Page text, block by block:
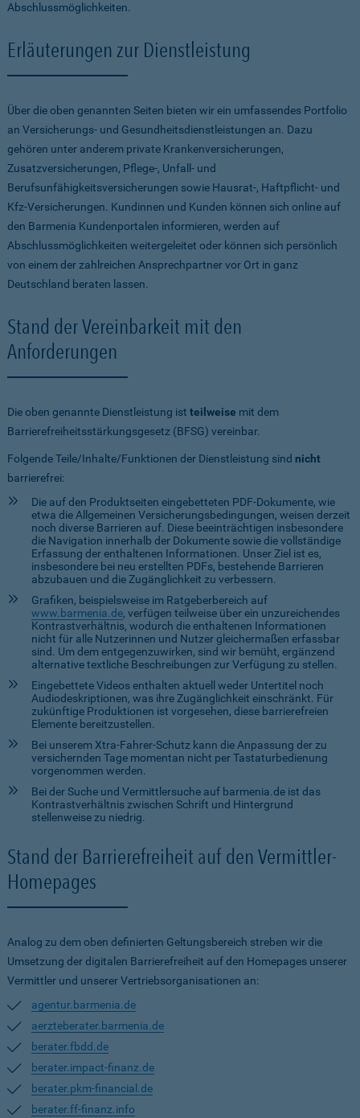
Abschlussmöglichkeiten.
Erläuterungen zur Dienstleistung
Über die oben genannten Seiten bieten wir ein umfassendes Portfolio
an Versicherungs- und Gesundheitsdienstleistungen an. Dazu
gehören unter anderem private Krankenversicherungen,
Zusatzversicherungen, Pflege-, Unfall- und
Berufsunfähigkeitsversicherungen sowie Hausrat-, Haftpflicht- und
Kfz-Versicherungen. Kundinnen und Kunden können sich online auf
den Barmenia Kundenportalen informieren, werden auf
Abschlussmöglichkeiten weitergeleitet oder können sich persönlich
von einem der zahlreichen Ansprechpartner vor Ort in ganz
Deutschland beraten lassen.
Stand der Vereinbarkeit mit den
Anforderungen
Die oben genannte Dienstleistung ist teilweise mit dem
Barrierefreiheitsstärkungsgesetz (BFSG) vereinbar.
Folgende Teile/Inhalte/Funktionen der Dienstleistung sind nicht
barrierefrei:
Die auf den Produktseiten eingebetteten PDF-Dokumente, wie
etwa die Allgemeinen Versicherungsbedingungen, weisen derzeit
noch diverse Barrieren auf. Diese beeinträchtigen insbesondere
die Navigation innerhalb der Dokumente sowie die vollständige
Erfassung der enthaltenen Informationen. Unser Ziel ist es,
insbesondere bei neu erstellten PDFs, bestehende Barrieren
abzubauen und die Zugänglichkeit zu verbessern.
Grafiken, beispielsweise im Ratgeberbereich auf
www.barmenia.de, verfügen teilweise über ein unzureichendes
Kontrastverhältnis, wodurch die enthaltenen Informationen
nicht für alle Nutzerinnen und Nutzer gleichermaßen erfassbar
sind. Um dem entgegenzuwirken, sind wir bemüht, ergänzend
alternative textliche Beschreibungen zur Verfügung zu stellen.
Eingebettete Videos enthalten aktuell weder Untertitel noch
Audiodeskriptionen, was ihre Zugänglichkeit einschränkt. Für
zukünftige Produktionen ist vorgesehen, diese barrierefreien
Elemente bereitzustellen.
Bei unserem Xtra-Fahrer-Schutz kann die Anpassung der zu
versichernden Tage momentan nicht per Tastaturbedienung
vorgenommen werden.
Bei der Suche und Vermittlersuche auf barmenia.de ist das
Kontrastverhältnis zwischen Schrift und Hintergrund
stellenweise zu niedrig.
Stand der Barrierefreiheit auf den Vermittler-
Homepages
Analog zu dem oben definierten Geltungsbereich streben wir die
Umsetzung der digitalen Barrierefreiheit auf den Homepages unserer
Vermittler und unserer Vertriebsorganisationen an:
agentur.barmenia.de
aerzteberater.barmenia.de
berater.fbdd.de
berater.impact-finanz.de
berater.pkm-financial.de
berater.ff-finanz.info